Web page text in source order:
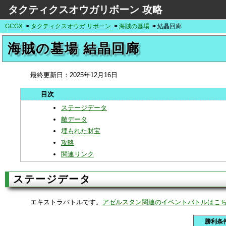
タクティクスオウガリボーン 攻略
GCGX タクティクスオウガ リボーン 海賊の墓場 結晶回廊
海賊の墓場 結晶回廊
最終更新日： 2025年12月16日
ステージデータ
敵データ
埋もれた財宝
攻略
関連リンク
ステージデータ
エキストラバトルです。 アゼルスタン関連のイベントバトルはこ
勝利条